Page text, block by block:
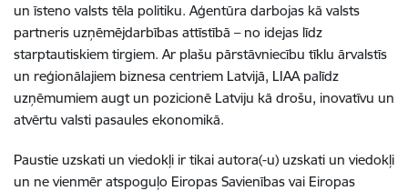
un īsteno valsts tēla politiku. Aģentūra darbojas kā valsts
partneris uzņēmējdarbības attīstībā – no idejas līdz
starptautiskiem tirgiem. Ar plašu pārstāvniecību tīklu ārvalstīs
un reģionālajiem biznesa centriem Latvijā, LIAA palīdz
uzņēmumiem augt un pozicionē Latviju kā drošu, inovatīvu un
atvērtu valsti pasaules ekonomikā.
Paustie uzskati un viedokļi ir tikai autora(-u) uzskati un viedokļi
un ne vienmēr atspoguļo Eiropas Savienības vai Eiropas